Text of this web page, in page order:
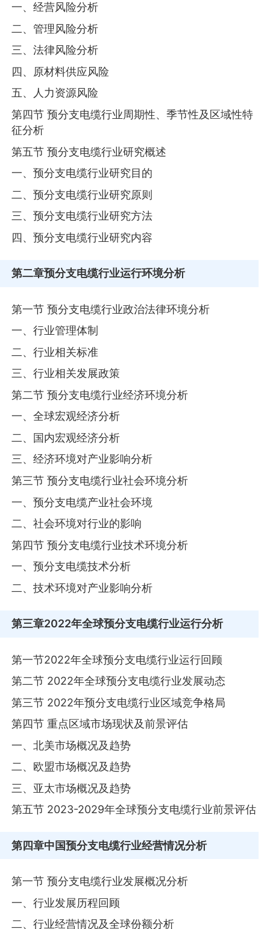
一、经营风险分析
二、管理风险分析
三、法律风险分析
四、原材料供应风险
五、人力资源风险
第四节 预分支电缆行业周期性、季节性及区域性特
征分析
第五节 预分支电缆行业研究概述
一、预分支电缆行业研究目的
二、预分支电缆行业研究原则
三、预分支电缆行业研究方法
四、预分支电缆行业研究内容
第二章预分支电缆行业运行环境分析
第一节 预分支电缆行业政治法律环境分析
一、行业管理体制
二、行业相关标准
三、行业相关发展政策
第二节 预分支电缆行业经济环境分析
一、全球宏观经济分析
二、国内宏观经济分析
三、经济环境对产业影响分析
第三节 预分支电缆行业社会环境分析
一、预分支电缆产业社会环境
二、社会环境对行业的影响
第四节 预分支电缆行业技术环境分析
一、预分支电缆技术分析
二、技术环境对产业影响分析
第三章2022年全球预分支电缆行业运行分析
第一节2022年全球预分支电缆行业运行回顾
第二节 2022年全球预分支电缆行业发展动态
第三节 2022年预分支电缆行业区域竞争格局
第四节 重点区域市场现状及前景评估
一、北美市场概况及趋势
二、欧盟市场概况及趋势
三、亚太市场概况及趋势
第五节 2023-2029年全球预分支电缆行业前景评估
第四章中国预分支电缆行业经营情况分析
第一节 预分支电缆行业发展概况分析
一、行业发展历程回顾
二、行业经营情况及全球份额分析